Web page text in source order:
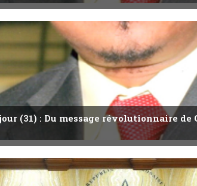
(31) : Du message révolutionnaire